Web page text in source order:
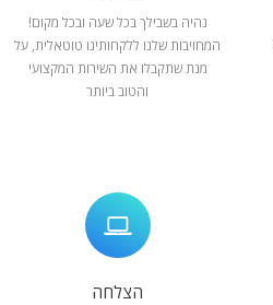
נהיה בשבילך בכל שעה ובכל מקום!
המחויבות שלנו ללקחותינו טוטאלית, על
מנת שתקבלו את השירות המקצועי
והטוב ביותר
הצלחה